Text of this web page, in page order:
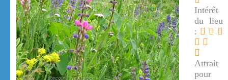
Intérêt
du lieu
:
Attrait
pour